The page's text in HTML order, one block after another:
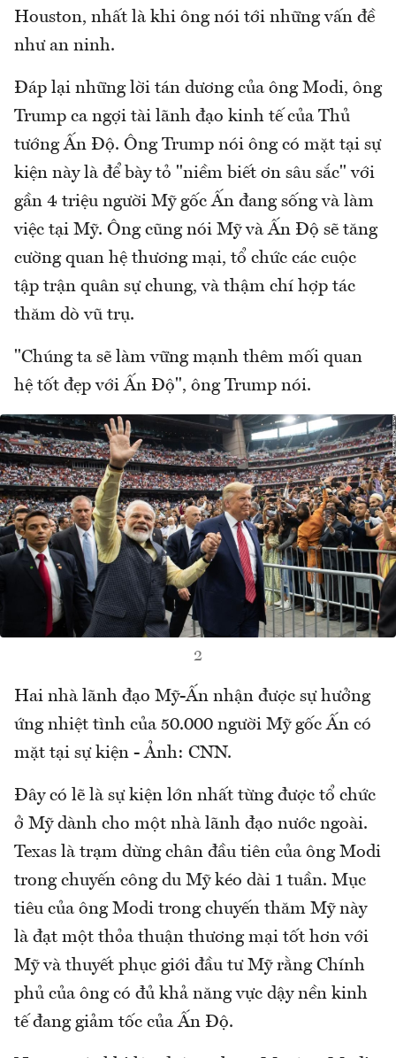
Houston, nhất là khi ông nói tới những vấn đề
như an ninh.
Đáp lại những lời tán dương của ông Modi, ông
Trump ca ngợi tài lãnh đạo kinh tế của Thủ
tướng Ấn Độ. Ông Trump nói ông có mặt tại sự
kiện này là để bày tỏ "niềm biết ơn sâu sắc" với
gần 4 triệu người Mỹ gốc Ấn đang sống và làm
việc tại Mỹ. Ông cũng nói Mỹ và Ấn Độ sẽ tăng
cường quan hệ thương mại, tổ chức các cuộc
tập trận quân sự chung, và thậm chí hợp tác
thăm dò vũ trụ.
"Chúng ta sẽ làm vững mạnh thêm mối quan
hệ tốt đẹp với Ấn Độ", ông Trump nói.
2
Hai nhà lãnh đạo Mỹ-Ấn nhận được sự hưởng
ứng nhiệt tình của 50.000 người Mỹ gốc Ấn có
mặt tại sự kiện - Ảnh: CNN.
Đây có lẽ là sự kiện lớn nhất từng được tổ chức
ở Mỹ dành cho một nhà lãnh đạo nước ngoài.
Texas là trạm dừng chân đầu tiên của ông Modi
trong chuyến công du Mỹ kéo dài 1 tuần. Mục
tiêu của ông Modi trong chuyến thăm Mỹ này
là đạt một thỏa thuận thương mại tốt hơn với
Mỹ và thuyết phục giới đầu tư Mỹ rằng Chính
phủ của ông có đủ khả năng vực dậy nền kinh
tế đang giảm tốc của Ấn Độ.